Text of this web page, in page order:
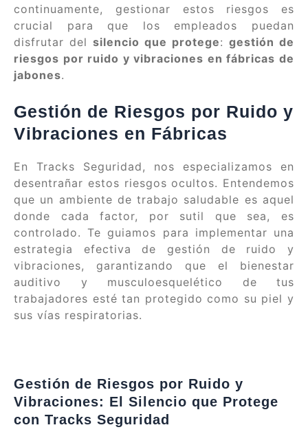
continuamente, gestionar estos riesgos es
crucial para que los empleados puedan
disfrutar del silencio que protege: gestión de
riesgos por ruido y vibraciones en fábricas de
jabones.
Gestión de Riesgos por Ruido y
Vibraciones en Fábricas
En Tracks Seguridad, nos especializamos en
desentrañar estos riesgos ocultos. Entendemos
que un ambiente de trabajo saludable es aquel
donde cada factor, por sutil que sea, es
controlado. Te guiamos para implementar una
estrategia efectiva de gestión de ruido y
vibraciones, garantizando que el bienestar
auditivo y musculoesquelético de tus
trabajadores esté tan protegido como su piel y
sus vías respiratorias.
Gestión de Riesgos por Ruido y
Vibraciones: El Silencio que Protege
con Tracks Seguridad